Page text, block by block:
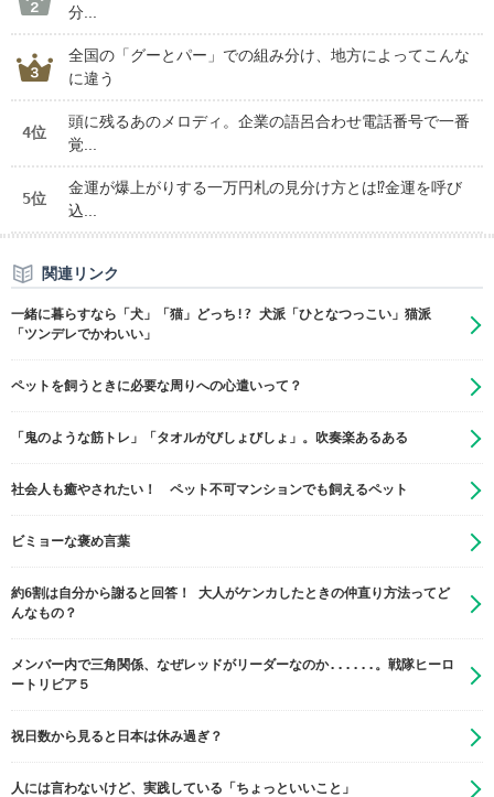
分...
全国の「グーとパー」での組み分け、地方によってこんな
に違う
4位
頭に残るあのメロディ。企業の語呂合わせ電話番号で一番
覚...
5位
金運が爆上がりする一万円札の見分け方とは⁉金運を呼び
込...
関連リンク
一緒に暮らすなら「犬」「猫」どっち!? 犬派「ひとなつっこい」猫派
「ツンデレでかわいい」
ペットを飼うときに必要な周りへの心遣いって？
「鬼のような筋トレ」「タオルがびしょびしょ」。吹奏楽あるある
社会人も癒やされたい！ ペット不可マンションでも飼えるペット
ビミョーな褒め言葉
約6割は自分から謝ると回答！ 大人がケンカしたときの仲直り方法ってど
んなもの？
メンバー内で三角関係、なぜレッドがリーダーなのか......。戦隊ヒーロ
ートリビア５
祝日数から見ると日本は休み過ぎ？
人には言わないけど、実践している「ちょっといいこと」